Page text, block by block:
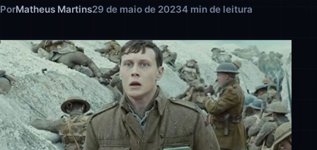
PorMatheus Martins29 de maio de 20234 min de leitura